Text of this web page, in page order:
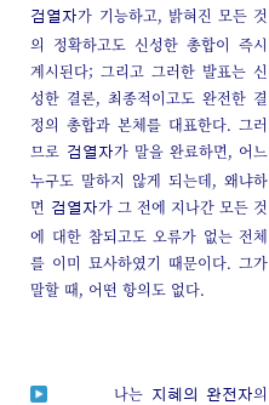
검열자가 기능하고, 밝혀진 모든 것
의 정확하고도 신성한 총합이 즉시
계시된다; 그리고 그러한 발표는 신
성한 결론, 최종적이고도 완전한 결
정의 총합과 본체를 대표한다. 그러
므로 검열자가 말을 완료하면, 어느
누구도 말하지 않게 되는데, 왜냐하
면
검열자가 그 전에 지나간 모든 것
에 대한 참되고도 오류가 없는 전체
를 이미 묘사하였기 때문이다. 그가
말할 때, 어떤 항의도 없다.
나는 지혜의 완전자의